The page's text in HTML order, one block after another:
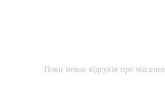
Поки немає відгуків про магазин